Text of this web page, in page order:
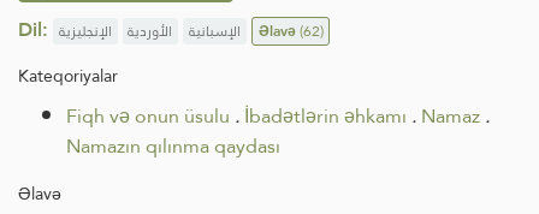
Dil: الإنجليزية الأوردية الإسبانية Əlavə(62)
Kateqoriyalar
Fiqh və onun üsulu .İbadətlərin əhkamı .Namaz.
Namazın qılınma qaydası
Əlavə